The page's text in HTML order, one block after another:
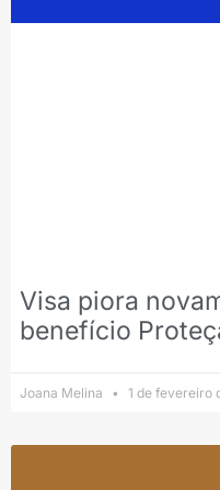
Visa piora
benefício
Joana Melina 1 de fevereiro